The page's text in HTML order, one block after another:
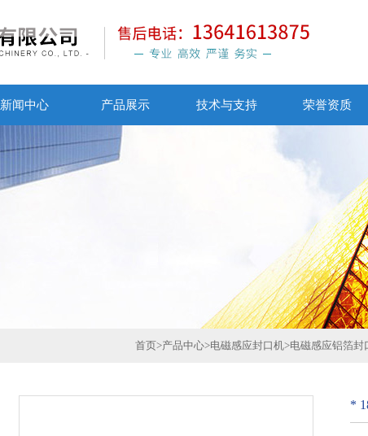
新闻中心 产品展示 技术与支持 荣誉资质
首页>产品中心>电磁感应封口机>电磁感应铝箔封
*